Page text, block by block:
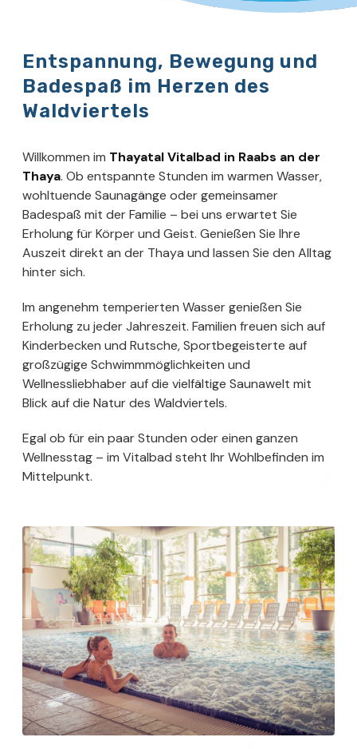
Entspannung, Bewegung und
Badespaß im Herzen des
Waldviertels
Willkommen im Thayatal Vitalbad in Raabs an der
Thaya. Ob entspannte Stunden im warmen Wasser,
wohltuende Saunagänge oder gemeinsamer
Badespaß mit der Familie – bei uns erwartet Sie
Erholung für Körper und Geist. Genießen Sie Ihre
Auszeit direkt an der Thaya und lassen Sie den Alltag
hinter sich.
Im angenehm temperierten Wasser genießen Sie
Erholung zu jeder Jahreszeit. Familien freuen sich auf
Kinderbecken und Rutsche, Sportbegeisterte auf
großzügige Schwimmmöglichkeiten und
Wellnessliebhaber auf die vielfältige Saunawelt mit
Blick auf die Natur des Waldviertels.
Egal ob für ein paar Stunden oder einen ganzen
Wellnesstag – im Vitalbad steht Ihr Wohlbefinden im
Mittelpunkt.